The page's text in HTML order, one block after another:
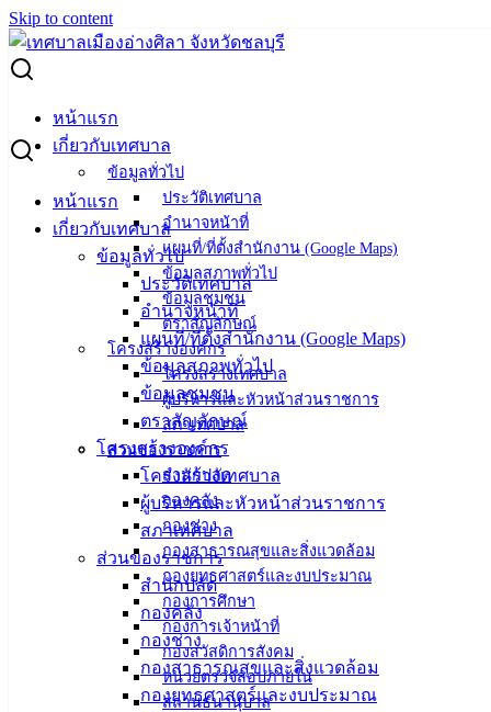
Skip to content
หน้าแรก
เกี่ยวกับเทศบาล
ข้อมูลทั่วไป
ประวัติเทศบาล
อำนาจหน้าที่
แผนที่/ที่ตั้งสำนักงาน (Google Maps)
ข้อมูลสภาพทั่วไป
ข้อมูลชุมชน
ตราสัญลักษณ์
โครงสร้างองค์กร
โครงสร้างเทศบาล
ผู้บริหารและหัวหน้าส่วนราชการ
สภาเทศบาล
ส่วนของราชการ
สำนักปลัด
กองคลัง
กองช่าง
กองสาธารณสุขและสิ่งแวดล้อม
กองยุทธศาสตร์และงบประมาณ
กองการศึกษา
กองการเจ้าหน้าที่
กองสวัสดิการสังคม
หน่วยตรวจสอบภายใน
สถานธนานุบาล
หน้าแรก
เกี่ยวกับเทศบาล
ข้อมูลทั่วไป
ประวัติเทศบาล
อำนาจหน้าที่
แผนที่/ที่ตั้งสำนักงาน (Google Maps)
ข้อมูลสภาพทั่วไป
ข้อมูลชุมชน
ตราสัญลักษณ์
โครงสร้างองค์กร
โครงสร้างเทศบาล
ผู้บริหารและหัวหน้าส่วนราชการ
สภาเทศบาล
ส่วนของราชการ
สำนักปลัด
กองคลัง
กองช่าง
กองสาธารณสุขและสิ่งแวดล้อม
กองยุทธศาสตร์และงบประมาณ
Search for:
ประกวดราคาจ้างก่อสร้างถนน แยก ซ.18 มิตรสัมพันธ์ (ชุมชน
บ้านเสม็ดนอก)
ประกวดราคาจ้างก่อสร้างถนน แยก ซ.18
มิตรสัมพันธ์ (ชุมชนบ้านเสม็ดนอก)
สิงหาคม 10, 2023สิงหาคม 10, 2023
ประกาศจัดซื้อจัดจ้าง
สร้างถนน แยก ซ.18 มิตรสัมพันธ์ (ชุมชนบ้านเสม็ด
ดาวน์โหลด
เทศบาล